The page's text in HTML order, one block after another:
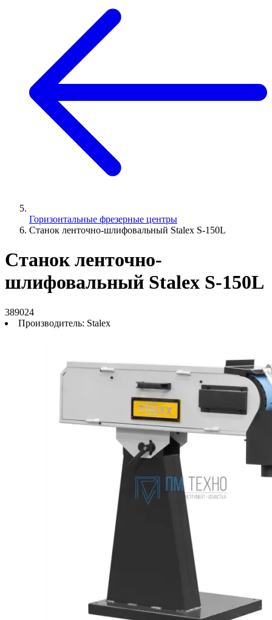
Горизонтальные фрезерные центры
Станок ленточно-шлифовальный Stalex S-150L
Станок ленточно-
шлифовальный Stalex S-150L
389024
Производитель: Stalex